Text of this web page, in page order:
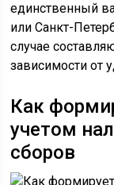
единственный
или Санкт-
случае
зависимости от
Как
учетом
сборов